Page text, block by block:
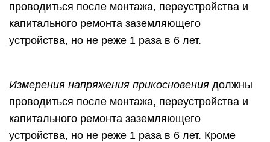
проводиться после монтажа, переустройства и
капитального ремонта заземляющего
устройства, но не реже 1 раза в 6 лет.
Измерения напряжения прикосновения должны
проводиться после монтажа, переустройства и
капитального ремонта заземляющего
устройства, но не реже 1 раза в 6 лет. Кроме